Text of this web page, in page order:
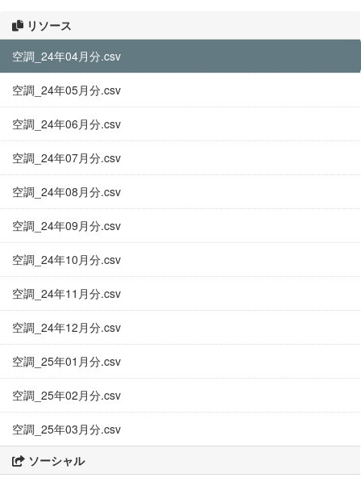
リソース
空調_24年04月分.csv
空調_24年05月分.csv
空調_24年06月分.csv
空調_24年07月分.csv
空調_24年08月分.csv
空調_24年09月分.csv
空調_24年10月分.csv
空調_24年11月分.csv
空調_24年12月分.csv
空調_25年01月分.csv
空調_25年02月分.csv
空調_25年03月分.csv
ソーシャル